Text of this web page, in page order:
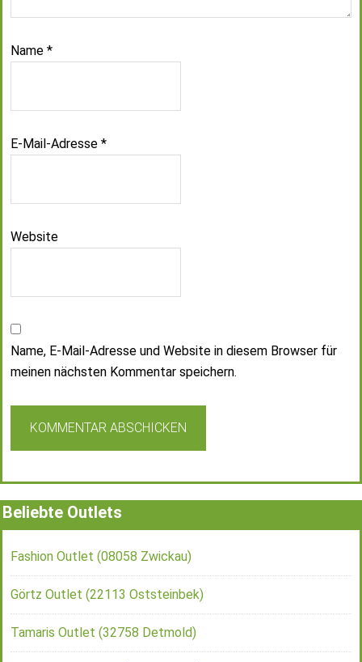
Name *
E-Mail-Adresse *
Website
Name, E-Mail-Adresse und Website in diesem Browser für
meinen nächsten Kommentar speichern.
Beliebte Outlets
Fashion Outlet (08058 Zwickau)
Görtz Outlet (22113 Oststeinbek)
Tamaris Outlet (32758 Detmold)